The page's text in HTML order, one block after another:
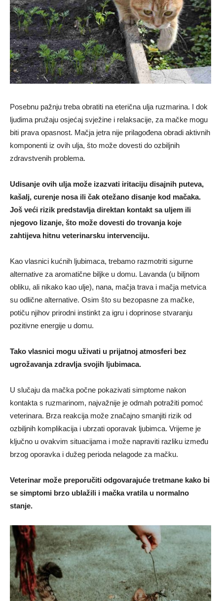
Posebnu pažnju treba obratiti na eterična ulja ruzmarina. I dok
ljudima pružaju osjećaj svježine i relaksacije, za mačke mogu
biti prava opasnost. Mačja jetra nije prilagođena obradi aktivnih
komponenti iz ovih ulja, što može dovesti do ozbiljnih
zdravstvenih problema.
Udisanje ovih ulja može izazvati iritaciju disajnih puteva,
kašalj, curenje nosa ili čak otežano disanje kod mačaka.
Još veći rizik predstavlja direktan kontakt sa uljem ili
njegovo lizanje, što može dovesti do trovanja koje
zahtijeva hitnu veterinarsku intervenciju.
Kao vlasnici kućnih ljubimaca, trebamo razmotriti sigurne
alternative za aromatične biljke u domu. Lavanda (u biljnom
obliku, ali nikako kao ulje), nana, mačja trava i mačja metvica
su odlične alternative. Osim što su bezopasne za mačke,
potiču njihov prirodni instinkt za igru i doprinose stvaranju
pozitivne energije u domu.
Tako vlasnici mogu uživati u prijatnoj atmosferi bez
ugrožavanja zdravlja svojih ljubimaca.
U slučaju da mačka počne pokazivati simptome nakon
kontakta s ruzmarinom, najvažnije je odmah potražiti pomoć
veterinara. Brza reakcija može značajno smanjiti rizik od
ozbiljnih komplikacija i ubrzati oporavak ljubimca. Vrijeme je
ključno u ovakvim situacijama i može napraviti razliku između
brzog oporavka i dužeg perioda nelagode za mačku.
Veterinar može preporučiti odgovarajuće tretmane kako bi
se simptomi brzo ublažili i mačka vratila u normalno
stanje.